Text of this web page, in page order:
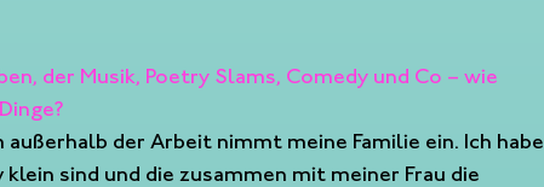
der Musik, Poetry Slams, Comedy und Co – wie
außerhalb der Arbeit nimmt meine Familie ein. Ich habe
klein sind und die zusammen mit meiner Frau die